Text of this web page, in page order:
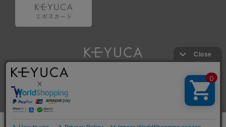
Copyright © KAWAJUN Co., Ltd. All Rights Reserved.